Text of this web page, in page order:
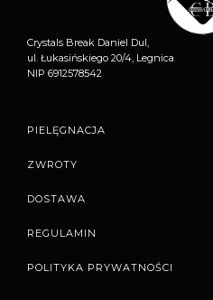
Crystals Break Daniel Dul,
ul. Łukasińskiego 20/4, Legnica
NIP 6912578542
PIELĘGNACJA
ZWROTY
DOSTAWA
REGULAMIN
POLITYKA PRYWATNOŚCI